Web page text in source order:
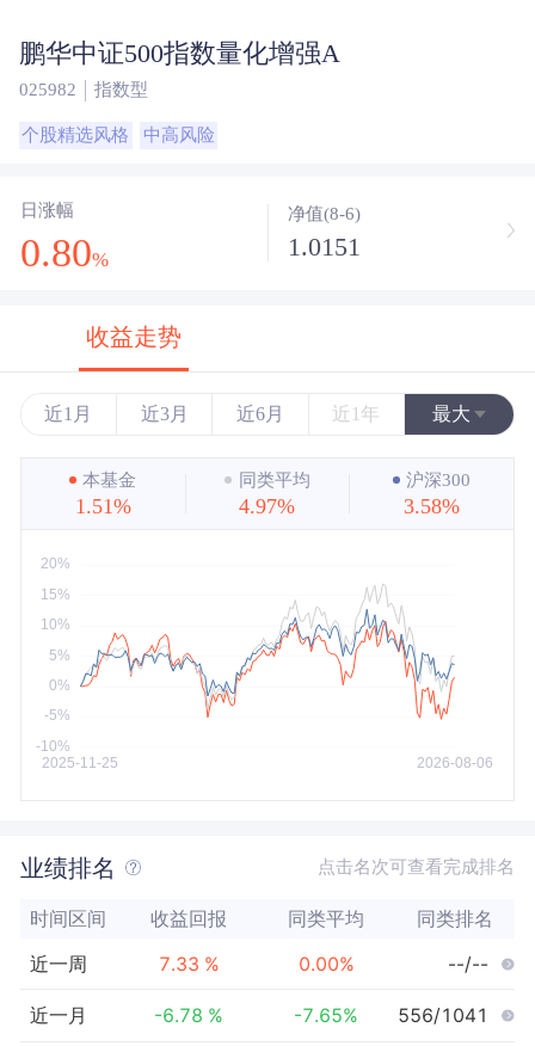
鹏华中证500指数量化增强A
025982 指数型
个股精选风格 中高风险
日涨幅
0.80%
净值(8-6)
1.0151
收益走势
近1月 近3月 近6月 近1年 最大
近3年
近5年
本基金
1.51%
同类平均
4.97%
沪深300
3.58%
业绩排名 点击名次可查看完成排名
时间区间 收益回报 同类平均 同类排名
近一周 7.33 % 0.00% --/--
近一月 -6.78 % -7.65% 556/1041